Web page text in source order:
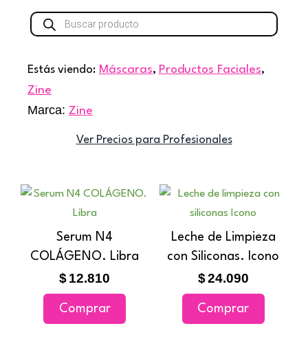
Búsqueda
de
Estás viendo: Máscaras, Productos Faciales,
Zine
Marca: Zine
Ver Precios para Profesionales
Serum N4
COLÁGENO. Libra
$12.810
Comprar
Leche de Limpieza
con Siliconas. Icono
$24.090
Comprar